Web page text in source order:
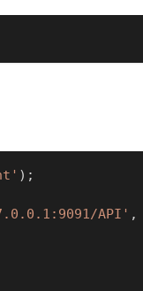
) ;
API' ,